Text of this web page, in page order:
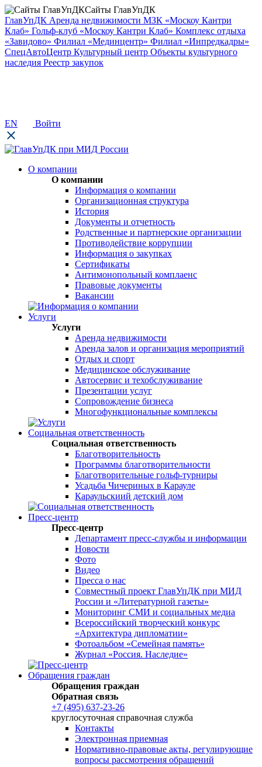
Сайты ГлавУпДК
ГлавУпДК Аренда недвижимости МЗК «Москоу Кантри
Клаб» Гольф-клуб «Москоу Кантри Клаб» Комплекс отдыха
«Завидово» Филиал «Мединцентр» Филиал «Инпредкадры»
СпецАвтоЦентр Культурный центр Объекты культурного
наследия Реестр закупок
EN Войти
О компании
О компании
Информация о компании
Организационная структура
История
Документы и отчетность
Родственные и партнерские организации
Противодействие коррупции
Информация о закупках
Сертификаты
Антимонопольный комплаенс
Правовые документы
Вакансии
Услуги
Услуги
Аренда недвижимости
Аренда залов и организация мероприятий
Отдых и спорт
Медицинское обслуживание
Автосервис и техобслуживание
Презентации услуг
Сопровождение бизнеса
Многофункциональные комплексы
Социальная ответственность
Социальная ответственность
Благотворительность
Программы благотворительности
Благотворительные гольф-турниры
Усадьба Чичериных в Карауле
Караульскиий детский дом
Пресс-центр
Пресс-центр
Департамент пресс-службы и информации
Новости
Фото
Видео
Пресса о нас
Совместный проект ГлавУпДК при МИД
России и «Литературной газеты»
Мониторинг СМИ и социальных медиа
Всероссийский творческий конкурс
«Архитектура дипломатии»
Фотоальбом «Семейная память»
Журнал «Россия. Наследие»
Обращения граждан
Обращения граждан
Обратная связь
+7 (495) 637-23-26
круглосуточная справочная служба
Контакты
Электронная приемная
Нормативно-правовые акты, регулирующие
вопросы рассмотрения обращений